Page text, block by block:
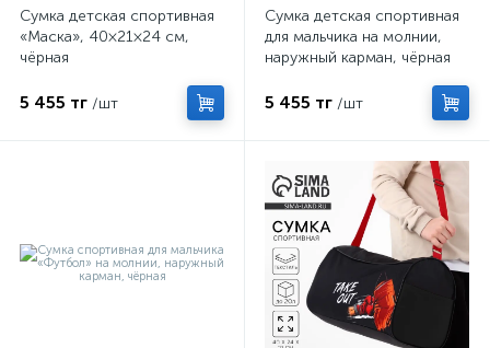
Сумка детская спортивная
«Маска», 40×21×24 см,
чёрная
5 455 тг /шт
Сумка детская спортивная
для мальчика на молнии,
наружный карман, чёрная
5 455 тг /шт